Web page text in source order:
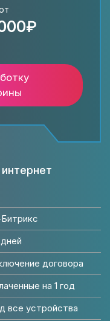
договора
на 1 год
все устройства